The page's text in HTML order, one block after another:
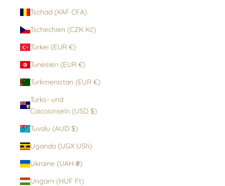
Tschad (XAF CFA)
Tschechien (CZK Kč)
Türkei (EUR €)
Tunesien (EUR €)
Turkmenistan (EUR €)
Turks- und
Caicosinseln (USD $)
Tuvalu (AUD $)
Uganda (UGX USh)
Ukraine (UAH ₴)
Ungarn (HUF Ft)